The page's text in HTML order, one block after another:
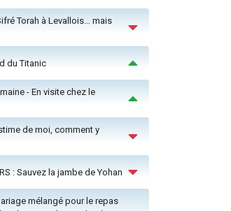
Torah à Levallois… mais
du Titanic
- En visite chez le
de moi, comment y
: Sauvez la jambe de Yohan
mélangé pour le repas